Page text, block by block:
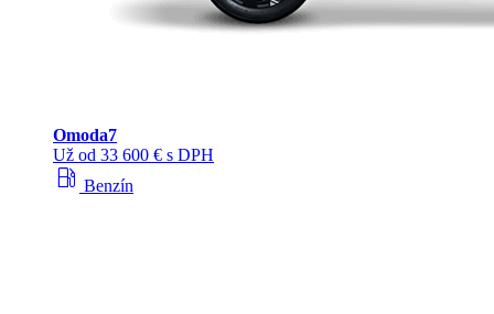
Omoda7
Už od 33 600 € s DPH
local_gas_station Benzín